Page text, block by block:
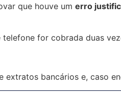
que houve um erro
telefone for cobrada duas
extratos bancários e, caso